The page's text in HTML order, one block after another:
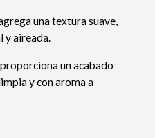
una textura suave,
y aireada.
un acabado
y con aroma a